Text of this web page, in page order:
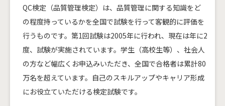
QC検定（品質管理検定）は、品質管理に関する知識をど
の程度持っているかを全国で試験を行って客観的に評価を
行うものです。第1回試験は2005年に行われ、現在は年に2
度、試験が実施されています。学生（高校生等）、社会人
の方など幅広くお申込みいただき、全国で合格者は累計80
万名を超えています。自己のスキルアップやキャリア形成
にお役立ていただける検定試験です。